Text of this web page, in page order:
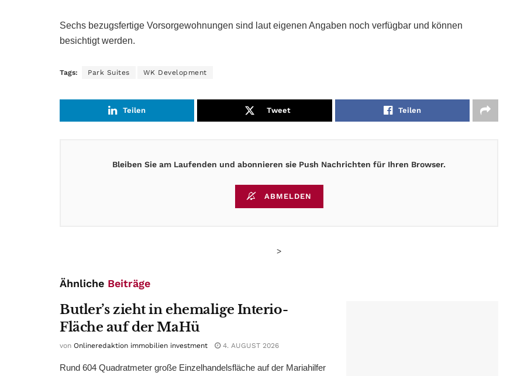
Sechs bezugsfertige Vorsorgewohnungen sind laut eigenen Angaben noch verfügbar und können
besichtigt werden.
Tags: Park Suites WK Development
Teilen Tweet Teilen
Bleiben Sie am Laufenden und abonnieren sie Push Nachrichten für Ihren Browser.
ABMELDEN
>
Ähnliche Beiträge
Butler’s zieht in ehemalige Interio-
Fläche auf der MaHü
von Onlineredaktion immobilien investment 4. AUGUST 2026
Rund 604 Quadratmeter große Einzelhandelsfläche auf der Mariahilfer